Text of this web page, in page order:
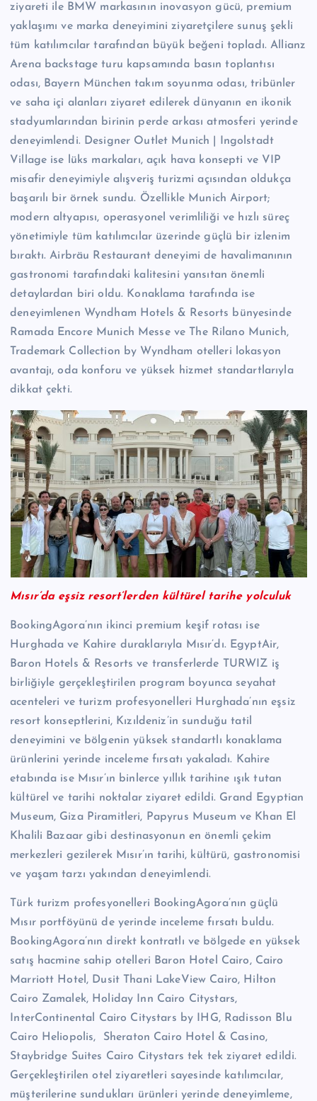
ziyareti ile BMW markasının inovasyon gücü, premium
yaklaşımı ve marka deneyimini ziyaretçilere sunuş şekli
tüm katılımcılar tarafından büyük beğeni topladı. Allianz
Arena backstage turu kapsamında basın toplantısı
odası, Bayern München takım soyunma odası, tribünler
ve saha içi alanları ziyaret edilerek dünyanın en ikonik
stadyumlarından birinin perde arkası atmosferi yerinde
deneyimlendi. Designer Outlet Munich | Ingolstadt
Village ise lüks markaları, açık hava konsepti ve VIP
misafir deneyimiyle alışveriş turizmi açısından oldukça
başarılı bir örnek sundu. Özellikle Munich Airport;
modern altyapısı, operasyonel verimliliği ve hızlı süreç
yönetimiyle tüm katılımcılar üzerinde güçlü bir izlenim
bıraktı. Airbräu Restaurant deneyimi de havalimanının
gastronomi tarafındaki kalitesini yansıtan önemli
detaylardan biri oldu. Konaklama tarafında ise
deneyimlenen Wyndham Hotels & Resorts bünyesinde
Ramada Encore Munich Messe ve The Rilano Munich,
Trademark Collection by Wyndham otelleri lokasyon
avantajı, oda konforu ve yüksek hizmet standartlarıyla
dikkat çekti.
Mısır’da eşsiz resort’lerden kültürel tarihe yolculuk
BookingAgora’nın ikinci premium keşif rotası ise
Hurghada ve Kahire duraklarıyla Mısır’dı. EgyptAir,
Baron Hotels & Resorts ve transferlerde TURWIZ iş
birliğiyle gerçekleştirilen program boyunca seyahat
acenteleri ve turizm profesyonelleri Hurghada’nın eşsiz
resort konseptlerini, Kızıldeniz’in sunduğu tatil
deneyimini ve bölgenin yüksek standartlı konaklama
ürünlerini yerinde inceleme fırsatı yakaladı. Kahire
etabında ise Mısır’ın binlerce yıllık tarihine ışık tutan
kültürel ve tarihi noktalar ziyaret edildi. Grand Egyptian
Museum, Giza Piramitleri, Papyrus Museum ve Khan El
Khalili Bazaar gibi destinasyonun en önemli çekim
merkezleri gezilerek Mısır’ın tarihi, kültürü, gastronomisi
ve yaşam tarzı yakından deneyimlendi.
Türk turizm profesyonelleri BookingAgora’nın güçlü
Mısır portföyünü de yerinde inceleme fırsatı buldu.
BookingAgora’nın direkt kontratlı ve bölgede en yüksek
satış hacmine sahip otelleri Baron Hotel Cairo, Cairo
Marriott Hotel, Dusit Thani LakeView Cairo, Hilton
Cairo Zamalek, Holiday Inn Cairo Citystars,
⁠InterContinental Cairo Citystars by IHG, Radisson Blu
Cairo Heliopolis, ⁠Sheraton Cairo Hotel & Casino,
⁠Staybridge Suites Cairo Citystars tek tek ziyaret edildi.
Gerçekleştirilen otel ziyaretleri sayesinde katılımcılar,
müşterilerine sundukları ürünleri yerinde deneyimleme,